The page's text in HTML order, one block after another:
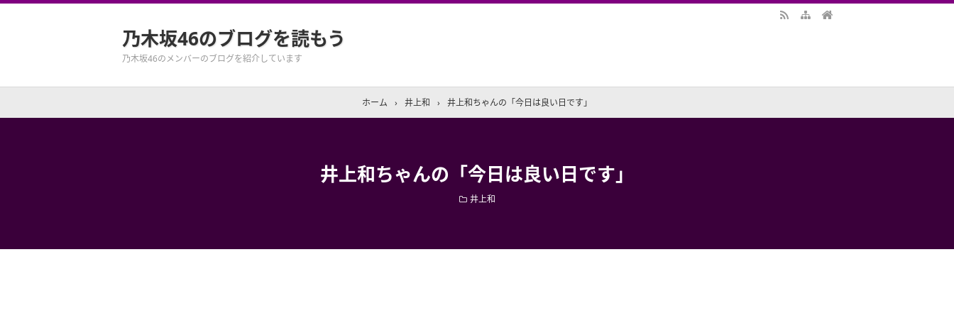
乃木坂46のブログを読もう
乃木坂46のメンバーのブログを紹介しています
ホーム › 井上和 › 井上和ちゃんの「今日は良い日です」
井上和ちゃんの「今日は良い日です」
井上和